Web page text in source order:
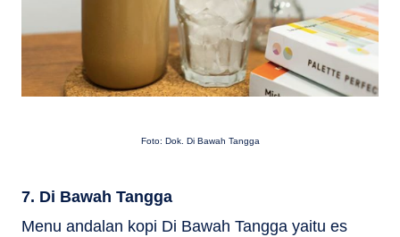
Foto: Dok. Di Bawah Tangga
7. Di Bawah Tangga
Menu andalan kopi Di Bawah Tangga yaitu es